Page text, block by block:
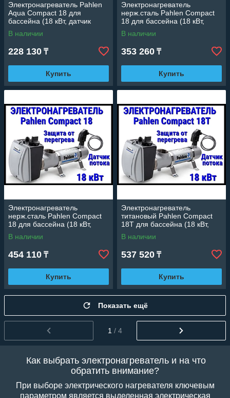
Электронагреватель Pahlen
Aqua Compact 18 для
бассейна (18 кВт, датчик
потока, защита от перегрева)
В наличии
228 130 ₸
Купить
Электронагреватель
нерж.сталь Pahlen Compact
18 для бассейна (18 кВт,
датчик давления, защита от
перегрева)
В наличии
353 260 ₸
Купить
Электронагреватель
нерж.сталь Pahlen Compact
18 для бассейна (18 кВт,
датчик потока, защита от
перегрева)
В наличии
454 110 ₸
Купить
Электронагреватель
титановый Pahlen Compact
18T для бассейна (18 кВт,
датчик потока, защита от
перегрева)
В наличии
537 520 ₸
Купить
Показать ещё
1 / 4
Как выбрать электронагреватель и на что
обратить внимание?
При выборе электрического нагревателя ключевым
параметром является выделенная электрическая